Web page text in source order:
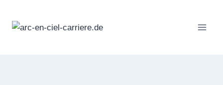
contenu